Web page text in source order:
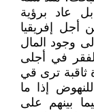
بل عاد برؤية
أجل إفريقيا
وجود المال
في أجلى
ثاقبة ترى قي
إذا ما
بينهم على